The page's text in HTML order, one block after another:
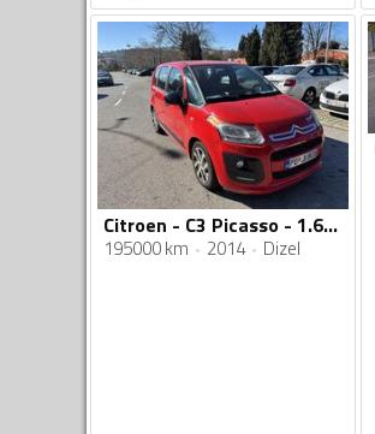
Citroen - C3 Picasso - 1.6 HDL
195000 km 2014 Dizel